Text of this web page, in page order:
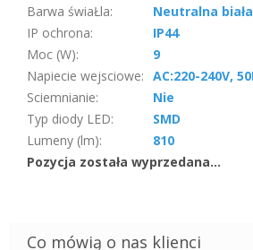
Barwa świaŁla:
Neutralna
IP ochrona:
IP44
Moc (W):
9
Napiecie wejsciowe: AC:220-240V,
Sciemnianie:
Nie
Typ diody LED:
SMD
Lumeny (lm):
810
Pozycja została wyprzedana…